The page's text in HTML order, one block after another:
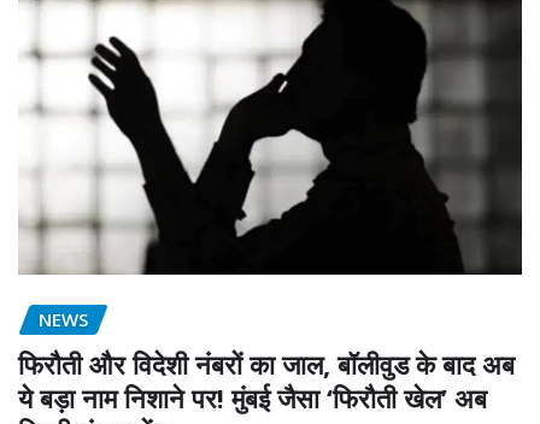
NEWS
फिरौती और विदेशी नंबरों का जाल, बॉलीवुड के बाद अब
ये बड़ा नाम निशाने पर! मुंबई जैसा ‘फिरौती खेल’ अब